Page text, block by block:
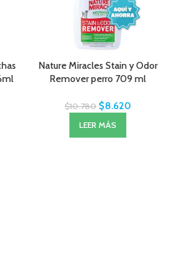
Nature Miracles Stain y Odor
Remover perro 709 ml
$10.780 $8.620
LEER MÁS